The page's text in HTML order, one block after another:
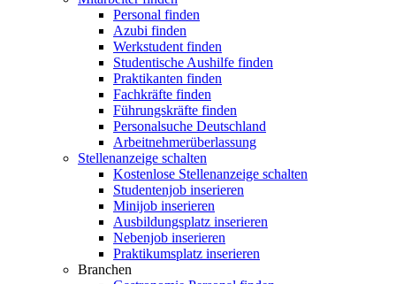
Personal finden
Azubi finden
Werkstudent finden
Studentische Aushilfe finden
Praktikanten finden
Fachkräfte finden
Führungskräfte finden
Personalsuche Deutschland
Arbeitnehmerüberlassung
Stellenanzeige schalten
Kostenlose Stellenanzeige schalten
Studentenjob inserieren
Minijob inserieren
Ausbildungsplatz inserieren
Nebenjob inserieren
Praktikumsplatz inserieren
Branchen